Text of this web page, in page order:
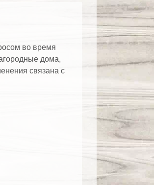
во время
дома,
связана с